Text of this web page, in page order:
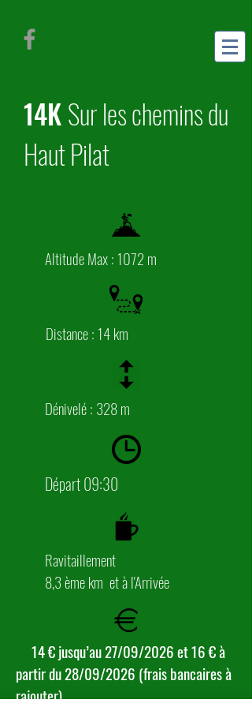
14KSur les chemins du
Haut Pilat
Altitude Max : 1072 m
Distance : 14 km
Dénivelé : 328 m
Départ 09:30
Ravitaillement
8,3 ème km et à l'Arrivée
14 € jusqu’au 27/09/2026 et 16 € à
partir du 28/09/2026 (frais bancaires à
rajouter)